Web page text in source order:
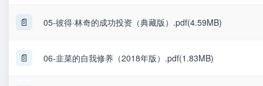
📄 05-彼得·林奇的成功投资（典藏版）.pdf(4.59MB)
📄 06-韭菜的自我修养（2018年版）.pdf(1.83MB)